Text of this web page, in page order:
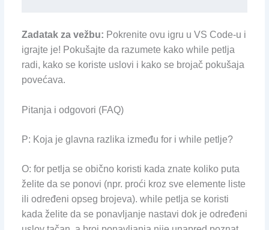
Zadatak za vežbu: Pokrenite ovu igru u VS Code-u i
igrajte je! Pokušajte da razumete kako while petlja
radi, kako se koriste uslovi i kako se brojač pokušaja
povećava.
Pitanja i odgovori (FAQ)
P: Koja je glavna razlika između for i while petlje?
O: for petlja se obično koristi kada znate koliko puta
želite da se ponovi (npr. proći kroz sve elemente liste
ili određeni opseg brojeva). while petlja se koristi
kada želite da se ponavljanje nastavi dok je određeni